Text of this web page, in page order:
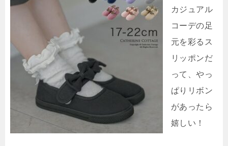
カジュアル
コーデの足
元を彩るス
リッポンだ
って、やっ
ぱりリボン
があったら
嬉しい！